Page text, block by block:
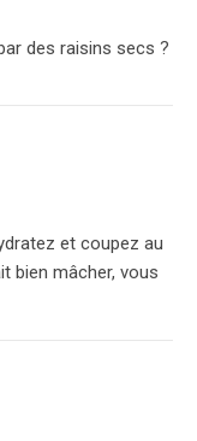
des raisins secs ?
et coupez au
bien mâcher, vous